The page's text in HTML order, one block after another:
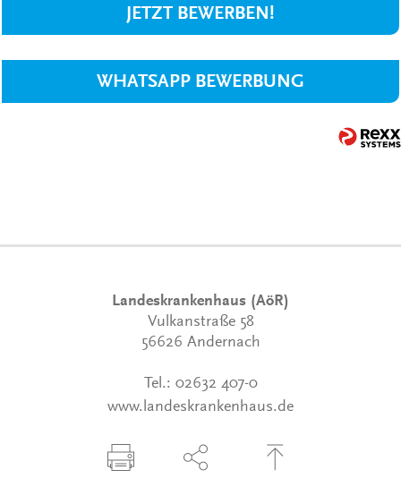
JETZT BEWERBEN!
WHATSAPP BEWERBUNG
Landeskrankenhaus (AöR)
Vulkanstraße 58
56626 Andernach
Tel.: 02632 407-0
www.landeskrankenhaus.de